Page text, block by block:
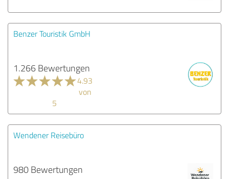
Benzer Touristik GmbH
1.266 Bewertungen
4.93
von
5
Wendener Reisebüro
980 Bewertungen